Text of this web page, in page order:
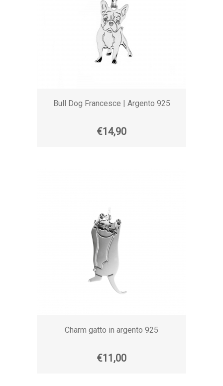
Bull Dog Francesce | Argento 925
€14,90
Charm gatto in argento 925
€11,00